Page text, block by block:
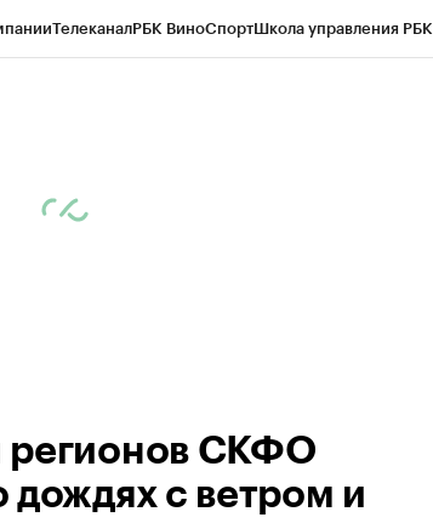
ТелеканалРБК ВиноСпортШкола управления РБК
регионов СКФО
дождях с ветром и